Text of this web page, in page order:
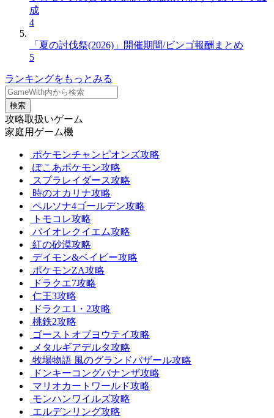
成
4
「夏の討伐祭(2026)」開催期間/ビンゴ報酬まとめ
5
ランキングをもっとみる
検索
攻略取扱いゲーム
家庭用ゲーム機
ポケモンチャンピオンズ攻略
ぽこあポケモン攻略
スプラレイダース攻略
時のオカリナ攻略
ペルソナ4ゴールデン攻略
トモコレ攻略
バイオレクイエム攻略
紅の砂漠攻略
デイモン&ベイビー攻略
ポケモンZA攻略
ドラクエ7攻略
仁王3攻略
ドラクエ1・2攻略
桃鉄2攻略
ゴーストオブヨウテイ攻略
メタルギアデルタ攻略
牧場物語 風のグランドバザール攻略
ドンキーコングバナンザ攻略
マリオカートワールド攻略
モンハンワイルズ攻略
エルデンリング攻略